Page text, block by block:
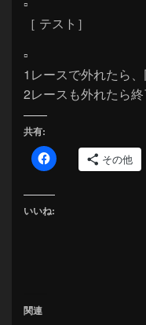
▫
［ テスト］
▫
1レースで外れたら、
2レースも外れたら終
共有:
その他
いいね:
関連